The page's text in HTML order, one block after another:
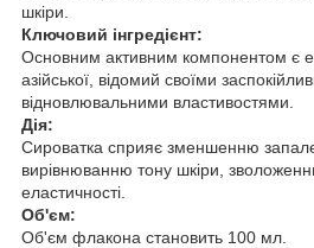
шкіри.
Ключовий інгредієнт:
Основним активним компонентом є
азійської, відомий своїми
відновлювальними властивостями.
Дія:
Сироватка сприяє зменшенню
вирівнюванню тону шкіри,
еластичності.
Об'єм:
Об'єм флакона становить 100 мл.